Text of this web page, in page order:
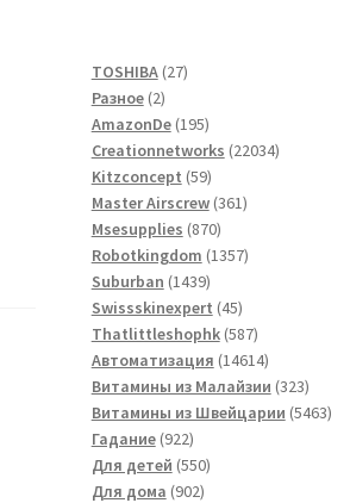
TOSHIBA 2727
Разное 22
товара
AmazonDe 195195
товаров
Creationnetworks 2203422034
Kitzconcept 5959
товаров
Master Airscrew 361361
Msesupplies 870870
товаров
Robotkingdom 13571357
Suburban 14391439
товаров
Swissskinexpert 4545
товаров
Thatlittleshophk 587587
товаров
Автоматизация 1461414614
товаров
Витамины из Малайзии 323323
товара
Витамины из Швейцарии 54635463
Гадание 922922
товара
Для детей 550550
Для дома 902902